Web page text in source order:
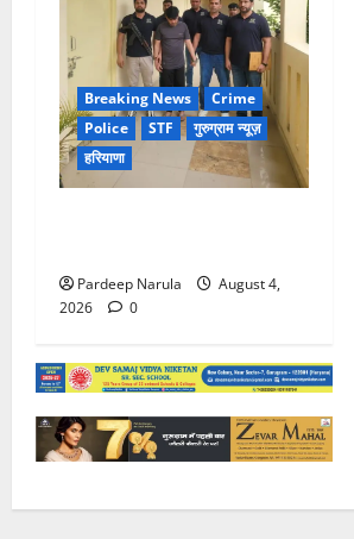
Breaking News
Crime
Police
STF
गुरुग्राम न्यूज़
हरियाणा
Pardeep Narula
August 4,
2026
0